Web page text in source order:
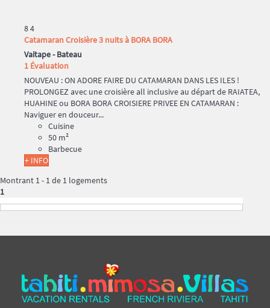
84
Catamaran Croisière 3 nuits à BORA BORA
Vaitape -Bateau
1 Évaluation
NOUVEAU : ON ADORE FAIRE DU CATAMARAN DANS LES ILES !
PROLONGEZ avec une croisière all inclusive au départ de RAIATEA,
HUAHINE ou BORA BORA CROISIERE PRIVEE EN CATAMARAN :
Naviguer en douceur...
Cuisine
50 m²
Barbecue
+ INFO
Montrant 1 - 1 de 1 logements
1